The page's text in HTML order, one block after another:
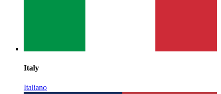
Italy
Italiano